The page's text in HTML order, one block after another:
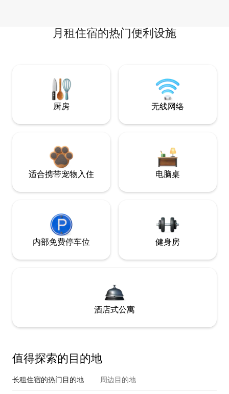
月租住宿的热门便利设施
厨房 无线网络
适合携带宠物入住 电脑桌
内部免费停车位 健身房
酒店式公寓
值得探索的目的地
长租住宿的热门目的地 周边目的地